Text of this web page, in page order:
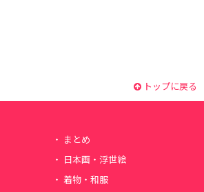
トップに戻る
まとめ
日本画・浮世絵
着物・和服